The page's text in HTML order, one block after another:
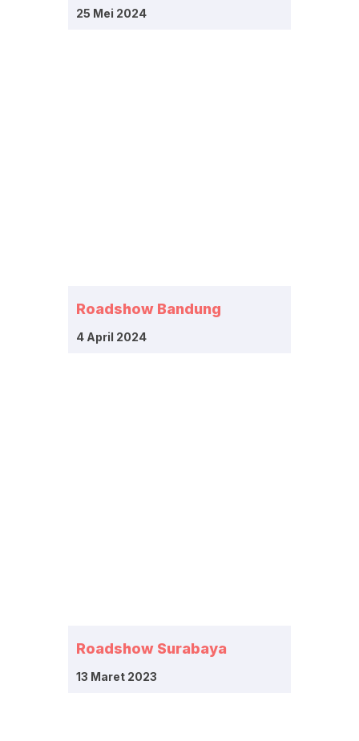
25 Mei 2024
Roadshow Bandung
4 April 2024
Roadshow Surabaya
13 Maret 2023